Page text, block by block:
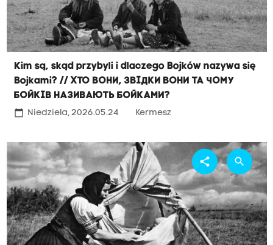
Kim są, skąd przybyli i dlaczego Bojków nazywa się
Bojkami? // Хто вони, звідки вони та чому
Бойків називають Бойками?
calendar_today Niedziela, 2026.05.24 Kermesz
share search